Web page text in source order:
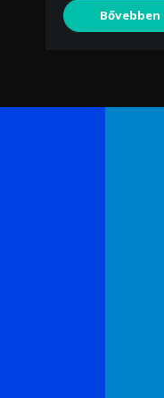
Bővebben